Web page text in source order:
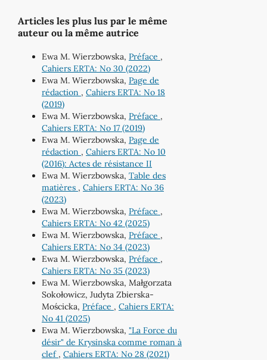
Articles les plus lus par le même
auteur ou la même autrice
Ewa M. Wierzbowska, Préface ,
Cahiers ERTA: No 30 (2022)
Ewa M. Wierzbowska, Page de
rédaction , Cahiers ERTA: No 18
(2019)
Ewa M. Wierzbowska, Préface ,
Cahiers ERTA: No 17 (2019)
Ewa M. Wierzbowska, Page de
rédaction , Cahiers ERTA: No 10
(2016): Actes de résistance II
Ewa M. Wierzbowska, Table des
matières , Cahiers ERTA: No 36
(2023)
Ewa M. Wierzbowska, Préface ,
Cahiers ERTA: No 42 (2025)
Ewa M. Wierzbowska, Préface ,
Cahiers ERTA: No 34 (2023)
Ewa M. Wierzbowska, Préface ,
Cahiers ERTA: No 35 (2023)
Ewa M. Wierzbowska, Małgorzata
Sokołowicz, Judyta Zbierska-
Mościcka, Préface , Cahiers ERTA:
No 41 (2025)
Ewa M. Wierzbowska, "La Force du
désir" de Krysinska comme roman à
clef , Cahiers ERTA: No 28 (2021)